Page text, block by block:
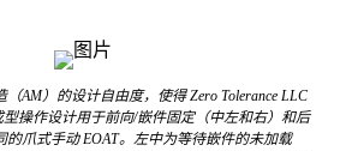
AM）的设计自由度，使得 Zero Tolerance LLC
操作设计用于前向/嵌件固定（中左和右）和后
的爪式手动 EOAT。左中为等待嵌件的未加载